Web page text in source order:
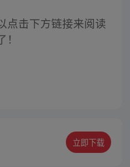
点击下方链接来阅读
立即下载